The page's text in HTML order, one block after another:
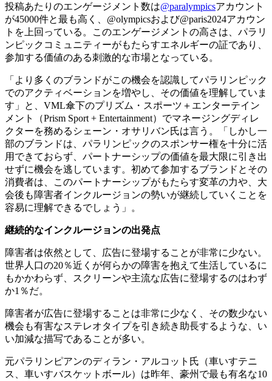
投稿あたりのエンゲージメント数は@paralympicsアカウント
が45000件と最も高く、@olympicsおよび@paris2024アカウン
トを上回っている。このエンゲージメントの高さは、パラリ
ンピックコミュニティーがもたらすエネルギーの証であり、
参加する価値のある刺激的な市場となっている。
「より多くのブランドがこの機会を認識してパラリンピック
でのアクティベーションを増やし、その価値を理解していま
す」と、VML傘下のプリズム・スポーツ＋エンターテイン
メント（Prism Sport + Entertainment）でマネージングディレ
クターを務めるシェーン・オサリバン氏は言う。「しかし一
部のブランドは、パラリンピックのスポンサー権を十分に活
用できておらず、パートナーシップの価値を最大限に引き出
せずに機会を逃しています。初めて参加するブランドとその
消費者は、このパートナーシップがもたらす変革の力や、大
会後も障害者インクルージョンの勢いが継続していくことを
容易に理解できるでしょう」。
継続的なインクルージョンの出発点
障害者は依然として、広告に登場することが非常に少ない。
世界人口の20％近くが何らかの障害を抱えて生活しているに
もかかわらず、スクリーンや主流な広告に登場するのはわず
か1％だ。
障害者が広告に登場することは非常に少なく、その数少ない
機会も有害なステレオタイプを引き続き助長するような、い
い加減な描写であることが多い。
元パラリンピアンのディラン・アルコット氏（車いすテニ
ス、車いすバスケットボール）は昨年、豪州で最も有名な10